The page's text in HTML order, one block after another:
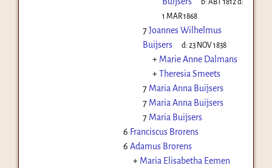
1 MAR 1868
7Joannes Wilhelmus
Buijsers
d:23 NOV 1838
+ Marie Anne Dalmans
+Theresia Smeets
7 Maria Anna Buijsers
7 Maria Anna Buijsers
7 Maria Buijsers
6 Franciscus Brorens
6 Adamus Brorens
+ Maria Elisabetha Eemen